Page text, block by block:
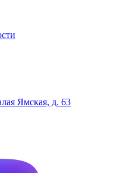
Ямская, д. 63